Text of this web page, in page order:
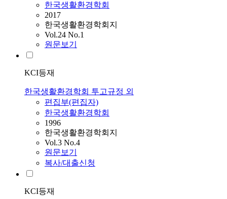
한국생활환경학회
2017
한국생활환경학회지
Vol.24 No.1
원문보기
KCI등재
한국생활환경학회 투고규정 외
편집부(편집자)
한국생활환경학회
1996
한국생활환경학회지
Vol.3 No.4
원문보기
복사/대출신청
KCI등재